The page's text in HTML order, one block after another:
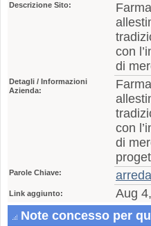
Descrizione Sito:
con
di
Detagli / Informazioni
Azienda:
con
di
Parole Chiave:
Link aggiunto:
Aug
Note concesso per